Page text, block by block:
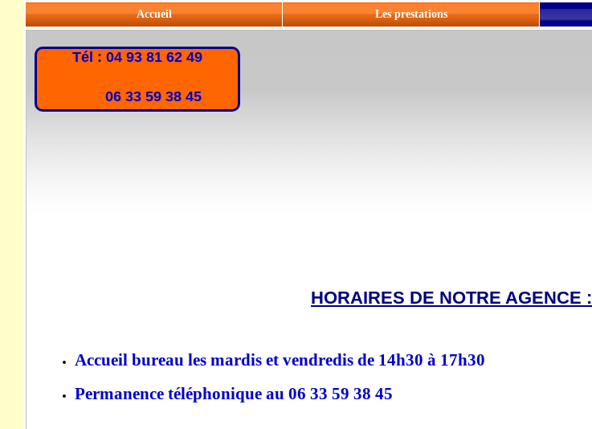
Accueil Les prestations
Tél : 04 93 81 62 49
06 33 59 38 45
HORAIRES DE NOTRE AGENCE :
Accueil bureau les mardis et vendredis de 14h30 à 17h30
Permanence téléphonique au 06 33 59 38 45